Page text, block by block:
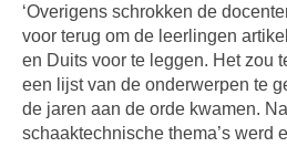
‘Overigens schrokken de
voor terug om de leerlingen
en Duits voor te leggen. Het zou
een lijst van de onderwerpen te
de jaren aan de orde kwamen.
schaaktechnische thema’s werd